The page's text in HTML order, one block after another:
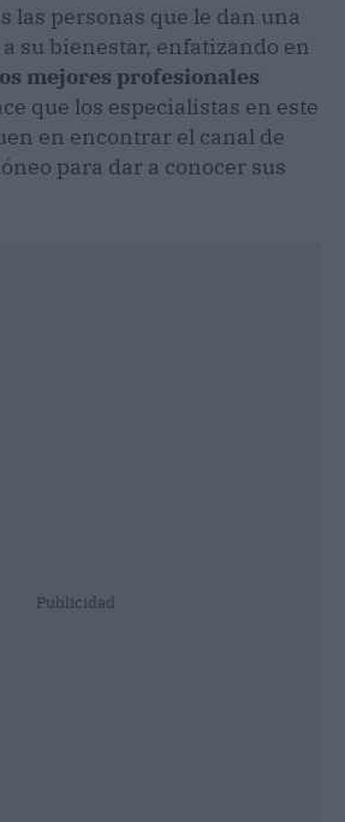
las personas que le dan una
su bienestar, enfatizando en
mejores profesionales
que los especialistas en este
en encontrar el canal de
para dar a conocer sus
Publicidad